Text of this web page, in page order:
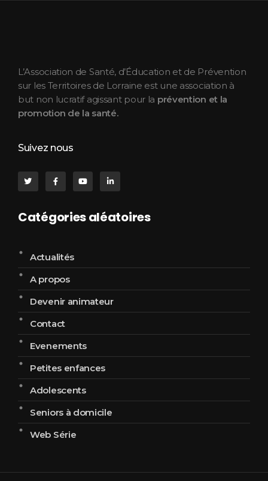
L’Association de Santé, d’Éducation et de Prévention
sur les Territoires de Lorraine est une association à
but non lucratif agissant pour la prévention et la
promotion de la santé.
Suivez nous
Catégories aléatoires
Actualités
A propos
Devenir animateur
Contact
Evenements
Petites enfances
Adolescents
Seniors à domicile
Web Série